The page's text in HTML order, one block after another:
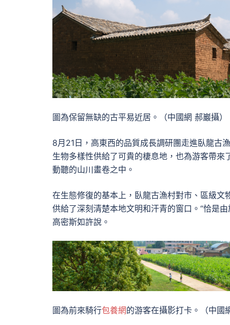
圖為保留無缺的古平易近居。（中國網 郝巖攝）
8月21日，高東西的品質成長調研團走進臥龍古
生物多樣性供給了可貴的棲息地，也為游客帶
動聽的山川畫卷之中。
在生態修復的基本上，臥龍古漁村對市、區級
供給了深刻清楚本地文明和汗青的窗口。“恰是
高密斯如許說。
圖為前來騎行包養網的游客在攝影打卡。（中國